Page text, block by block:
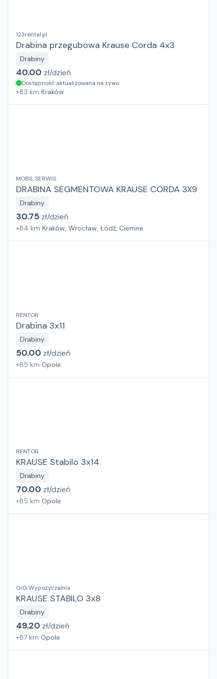
123rental.pl
Drabina przegubowa Krause Corda 4x3
Drabiny
40.00 zł/dzień
Dostępność aktualizowana na żywo
+83 km Kraków
MOBIL SERWIS
DRABINA SEGMENTOWA KRAUSE CORDA 3X9
Drabiny
30.75 zł/dzień
+84 km Kraków, Wrocław, Łódź, Ciemne
RENTOR
Drabina 3x11
Drabiny
50.00 zł/dzień
+85 km Opole
RENTOR
KRAUSE Stabilo 3x14
Drabiny
70.00 zł/dzień
+85 km Opole
GiG Wypożyczalnia
KRAUSE STABILO 3x8
Drabiny
49.20 zł/dzień
+87 km Opole